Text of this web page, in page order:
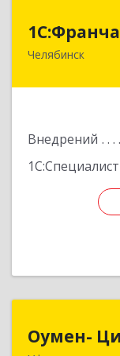
Челябинск
Внедрений
1С:Специалист
Оумен-